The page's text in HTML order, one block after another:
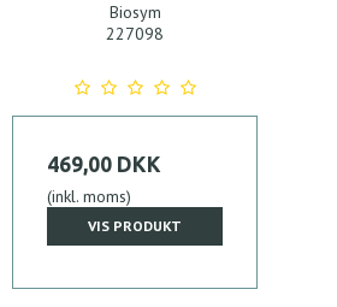
Biosym
227098
469,00 DKK
(inkl. moms)
VIS PRODUKT